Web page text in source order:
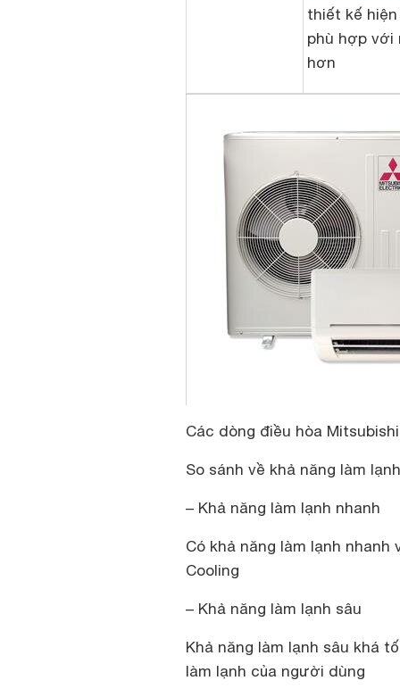
thiết kế
phù hợp với
hơn
Các dòng điều hòa
So sánh về khả năng làm lạnh
– Khả năng làm lạnh nhanh
Có khả năng làm lạnh
Cooling
– Khả năng làm lạnh sâu
Khả năng làm lạnh sâu khá
làm lạnh của người dùng